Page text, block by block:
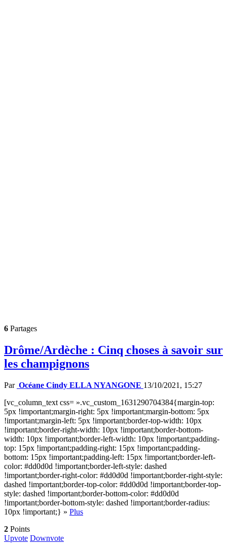
6 Partages
Drôme/Ardèche : Cinq choses à savoir sur
les champignons
Par Océane Cindy ELLA NYANGONE 13/10/2021, 15:27
[vc_column_text css= ».vc_custom_1631290704384{margin-top:
5px !important;margin-right: 5px !important;margin-bottom: 5px
!important;margin-left: 5px !important;border-top-width: 10px
!important;border-right-width: 10px !important;border-bottom-
width: 10px !important;border-left-width: 10px !important;padding-
top: 15px !important;padding-right: 15px !important;padding-
bottom: 15px !important;padding-left: 15px !important;border-left-
color: #dd0d0d !important;border-left-style: dashed
!important;border-right-color: #dd0d0d !important;border-right-style:
dashed !important;border-top-color: #dd0d0d !important;border-top-
style: dashed !important;border-bottom-color: #dd0d0d
!important;border-bottom-style: dashed !important;border-radius:
10px !important;} » Plus
2 Points
Upvote Downvote